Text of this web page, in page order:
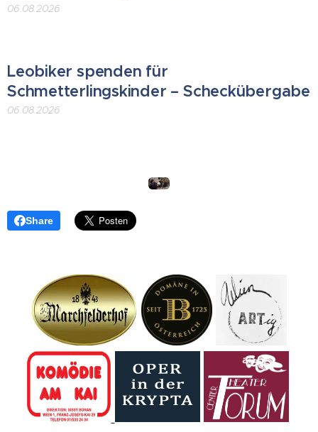
06.08.2026
Leobiker spenden für
Schmetterlingskinder – Scheckübergabe
06.08.2026
Share